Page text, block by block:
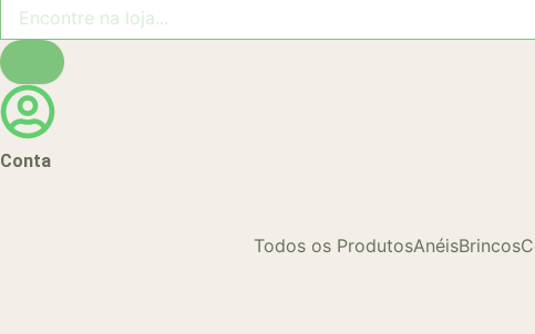
Conta
Todos os ProdutosAnéisBrincos